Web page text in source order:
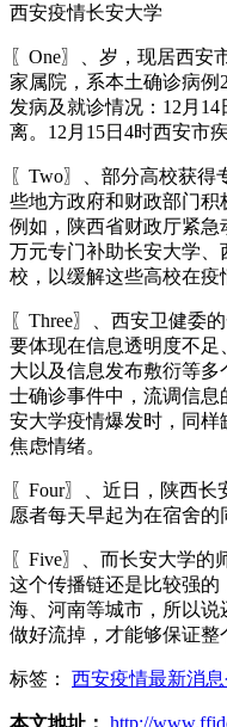
西安疫情长安大学
〖One〗、岁，现居西安
家属院，系本土确诊病例
发病及就诊情况：12月
离。12月15日4时西安市
〖Two〗、部分高校获
些地方政府和财政部门积
例如，陕西省财政厅紧急
万元专门补助长安大学
校，以缓解这些高校在疫
〖Three〗、西安卫健委
要体现在信息透明度不足
大以及信息发布敷衍等
士确诊事件中，流调信
安大学疫情爆发时，同
焦虑情绪。
〖Four〗、近日，陕西
愿者每天早起为在宿舍的
〖Five〗、而长安大学的
这个传播链还是比较强的
海、河南等城市，所以
做好流掉，才能够保证整
标签： 西安疫情最新消
本文地址： http://